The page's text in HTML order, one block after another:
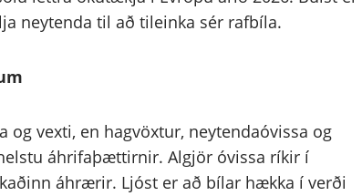
neytenda til að tileinka sér rafbíla.
vexti, en hagvöxtur, neytendaóvissa og
áhrifaþættirnir. Algjör óvissa ríkir í
áhrærir. Ljóst er að bílar hækka í verði